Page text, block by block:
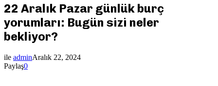
22 Aralık Pazar günlük burç
yorumları: Bugün sizi neler
bekliyor?
ile adminAralık 22, 2024
Paylaş0